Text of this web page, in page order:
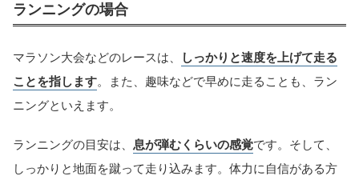
ランニングの場合
マラソン大会などのレースは、
しっかりと速度を上げて走る
ことを指します。また、趣味などで早めに走ることも、ラン
ニングといえます。
ランニングの目安は、 息が弾むくらいの感覚です。そして、
しっかりと地面を蹴って走り込みます。体力に自信がある方